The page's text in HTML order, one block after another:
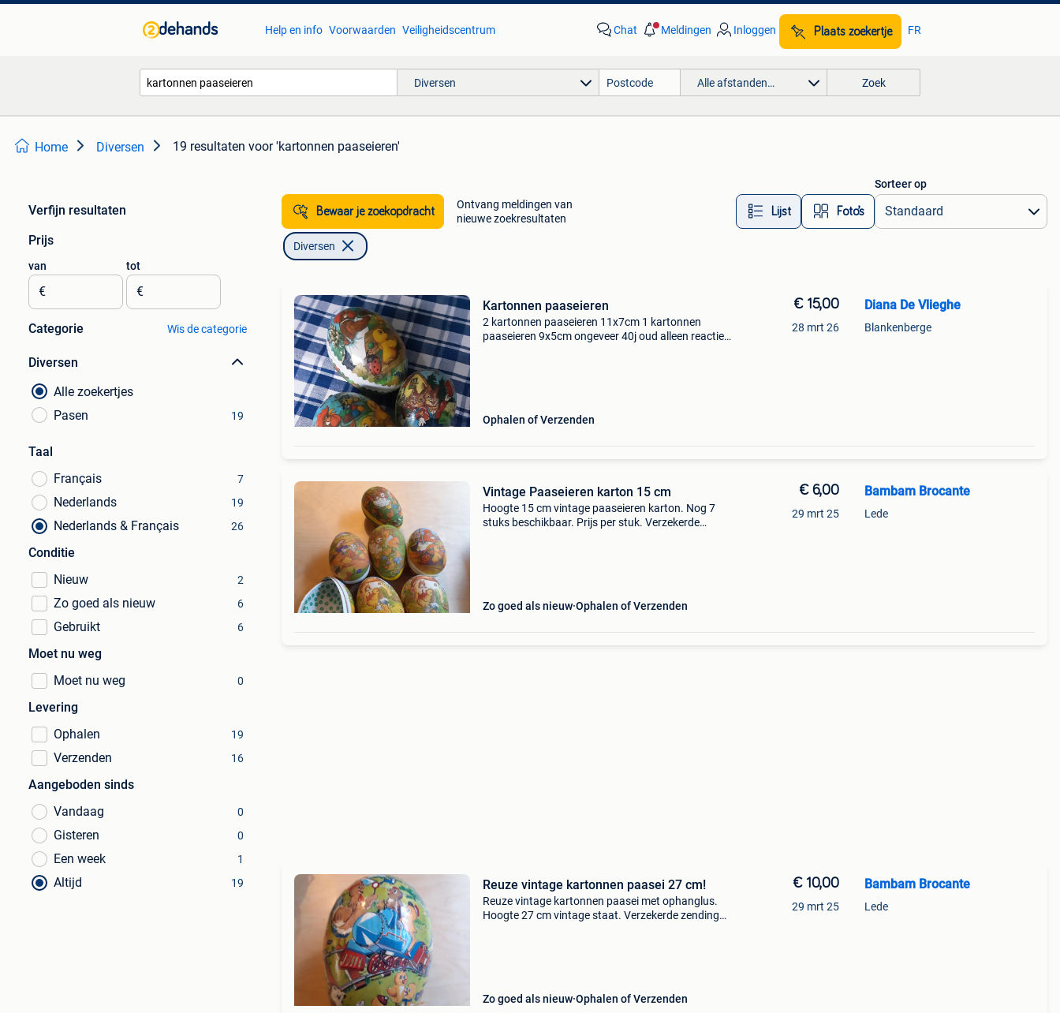
Help en info Voorwaarden Veiligheidscentrum Chat Meldingen Inloggen Plaats zoekertje FR
Diversen Alle afstanden… Zoek
Home Diversen 19 resultaten voor 'kartonnen paaseieren'
Verfijn resultaten
Prijs
van
€
tot
€
Categorie Wis de categorie
Diversen
Alle zoekertjes
Pasen
19
Taal
Français
7
Nederlands 19
Nederlands & Français 26
Conditie
Nieuw
2
Zo goed als nieuw 6
Gebruikt 6
Moet nu weg
Moet nu weg
0
Levering
Ophalen
19
Verzenden 16
Aangeboden sinds
Vandaag
0
Gisteren 0
Een week 1
Altijd 19
Bewaar je zoekopdracht
Ontvang meldingen van
nieuwe zoekresultaten
Lijst Foto’s
Sorteer op
Diversen
Kartonnen paaseieren
2 kartonnen paaseieren 11x7cm 1 kartonnen
paaseieren 9x5cm ongeveer 40j oud alleen reacties
Ophalen of Verzenden
€ 15,00
28 mrt 26
Diana De Vlieghe
Blankenberge
Vintage Paaseieren karton 15 cm
Hoogte 15 cm vintage paaseieren karton. Nog 7
stuks beschikbaar. Prijs per stuk. Verzekerde
Zo goed als nieuw Ophalen of Verzenden
€ 6,00
29 mrt 25
Bambam Brocante
Lede
Reuze vintage kartonnen paasei 27 cm!
Reuze vintage kartonnen paasei met ophanglus.
Hoogte 27 cm vintage staat. Verzekerde zending
Zo goed als nieuw Ophalen of Verzenden
€ 10,00
29 mrt 25
Bambam Brocante
Lede